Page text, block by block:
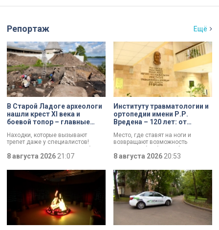
Репортаж Ещё
В Старой Ладоге археологи
нашли крест XI века и
боевой топор – главные
Находки, которые вызывают
трепет даже у специалистов!
тысячи лет и боевой топор – вот
экспедиции в Старой Ладоге в
8 августа 202621:07
Институту травматологии и
ортопедии имени Р.Р.
Вредена – 120 лет: от
до передового
медицинского центра
Место, где ставят на ноги и
возвращают возможность
отмечает Институт травматологии
8 августа 202620:53